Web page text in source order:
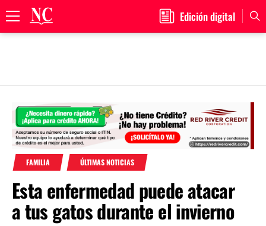
content
Edición digital
FAMILIA ÚLTIMAS NOTICIAS
Esta enfermedad puede atacar
a tus gatos durante el invierno